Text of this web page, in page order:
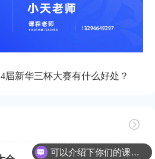
届新华三杯大赛有什么好处？
可以介绍下你们的课程么？